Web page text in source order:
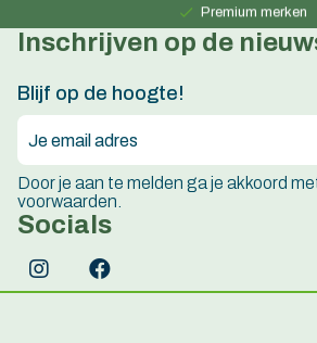
Premium merken
Persoonlijk advies
Inschrijven op de
Blijf op de hoogte!
Door je aan te melden ga je akkoord
voorwaarden.
Socials